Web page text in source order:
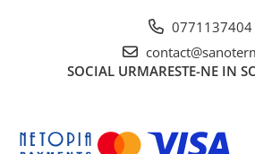
0771137404
SOCIAL URMARESTE-NE IN